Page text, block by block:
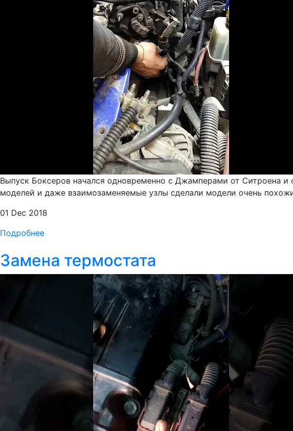
Выпуск Боксеров начался одновременно с Джамперами от Ситроена и
моделей и даже взаимозаменяемые узлы сделали модели очень
01 Dec 2018
Подробнее
Замена термостата